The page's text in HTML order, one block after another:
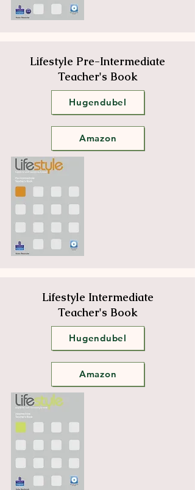
Lifestyle Pre-Intermediate
Teacher's Book
Hugendubel
Amazon
Lifestyle Intermediate
Teacher's Book
Hugendubel
Amazon